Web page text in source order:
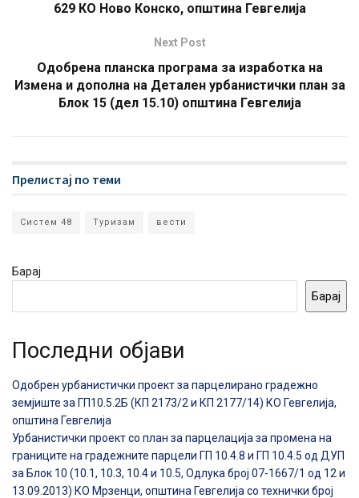
629 КО Ново Конско, општина Гевгелија
Next Post
Одобрена планска програма за изработка на
Измена и дополна на Детален урбанистички план за
Блок 15 (дел 15.10) општина Гевгелија
Прелистај по теми
Систем 48 Туризам вести
Барај
Барај
Последни објави
Одобрен урбанистички проект за парцелирано градежно
земјиште за ГП10.5.2Б (КП 2173/2 и КП 2177/14) КО Гевгелија,
општина Гевгелија
Урбанистички проект со план за парцелација за промена на
границите на градежните парцели ГП 10.4.8 и ГП 10.4.5 од ДУП
за Блок 10 (10.1, 10.3, 10.4 и 10.5, Одлука број 07-1667/1 од 12 и
13.09.2013) КО Мрзенци, општина Гевгелија со технички број